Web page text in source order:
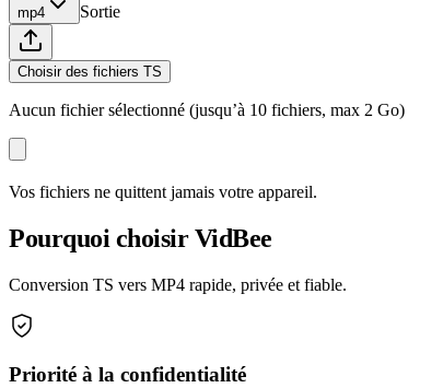
mp4 Sortie
Choisir des fichiers TS
Aucun fichier sélectionné (jusqu’à 10 fichiers, max 2 Go)
Vos fichiers ne quittent jamais votre appareil.
Pourquoi choisir VidBee
Conversion TS vers MP4 rapide, privée et fiable.
Priorité à la confidentialité